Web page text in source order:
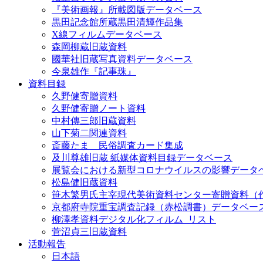
『美術画報』所載図版データベース
黒田記念館所蔵黒田清輝作品集
X線フィルムデータベース
森岡柳蔵旧蔵資料
國華社旧蔵写真資料データベース
今泉雄作『記事珠』
資料目録
久野健寄贈資料
久野健寄贈ノート資料
中村傳三郎旧蔵資料
山下菊二関連資料
斎藤たま 民俗調査カード集成
及川尊雄旧蔵 紙媒体資料目録データベース
展覧会における新型コロナウイルスの影響データ
松島健旧蔵資料
笹木繁男氏主宰現代美術資料センター寄贈資料（
京都府寺院重宝調査記録（赤松調書）データベー
柳澤孝資料デジタル化フィルム_リスト
菅沼貞三旧蔵資料
活動報告
日本語